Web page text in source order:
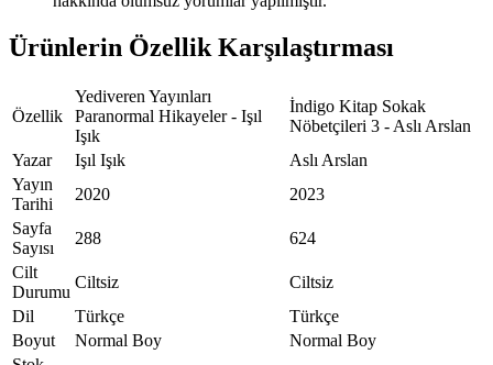
Ürünlerin Özellik Karşılaştırması
Özellik
Yediveren Yayınları
Paranormal Hikayeler - Işıl
Işık
İndigo Kitap Sokak
Nöbetçileri 3 - Aslı Arslan
Yazar
Işıl Işık
Aslı Arslan
Yayın
Tarihi
2020
2023
Sayfa
Sayısı
288
624
Cilt
Durumu
Ciltsiz
Ciltsiz
Dil
Türkçe
Türkçe
Boyut
Normal Boy
Normal Boy